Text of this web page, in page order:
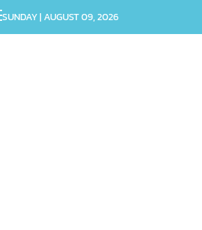
SUNDAY | AUGUST 09, 2026